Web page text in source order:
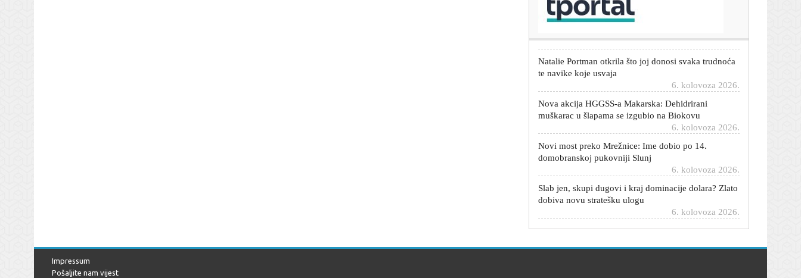
prometa u srpnju u županiji
Natalie Portman otkrila što joj donosi svaka trudnoća
6. kolovoza 2026.
Nova akcija HGGSS-a Makarska: Dehidrirani
6. kolovoza 2026.
Novi most preko Mrežnice: Ime dobio po 14.
6. kolovoza 2026.
Slab jen, skupi dugovi i kraj dominacije dolara? Zlato
6. kolovoza 2026.
Most o Uskokovom izvješću iz Gospića: 'Tko sada
Impressum
Pošaljite nam vijest